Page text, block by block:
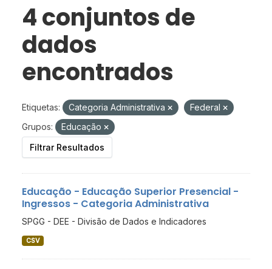
4 conjuntos de
dados
encontrados
Etiquetas: Categoria Administrativa
Federal
Grupos:
Educação
Filtrar Resultados
Educação - Educação Superior Presencial -
Ingressos - Categoria Administrativa
SPGG - DEE - Divisão de Dados e Indicadores
CSV